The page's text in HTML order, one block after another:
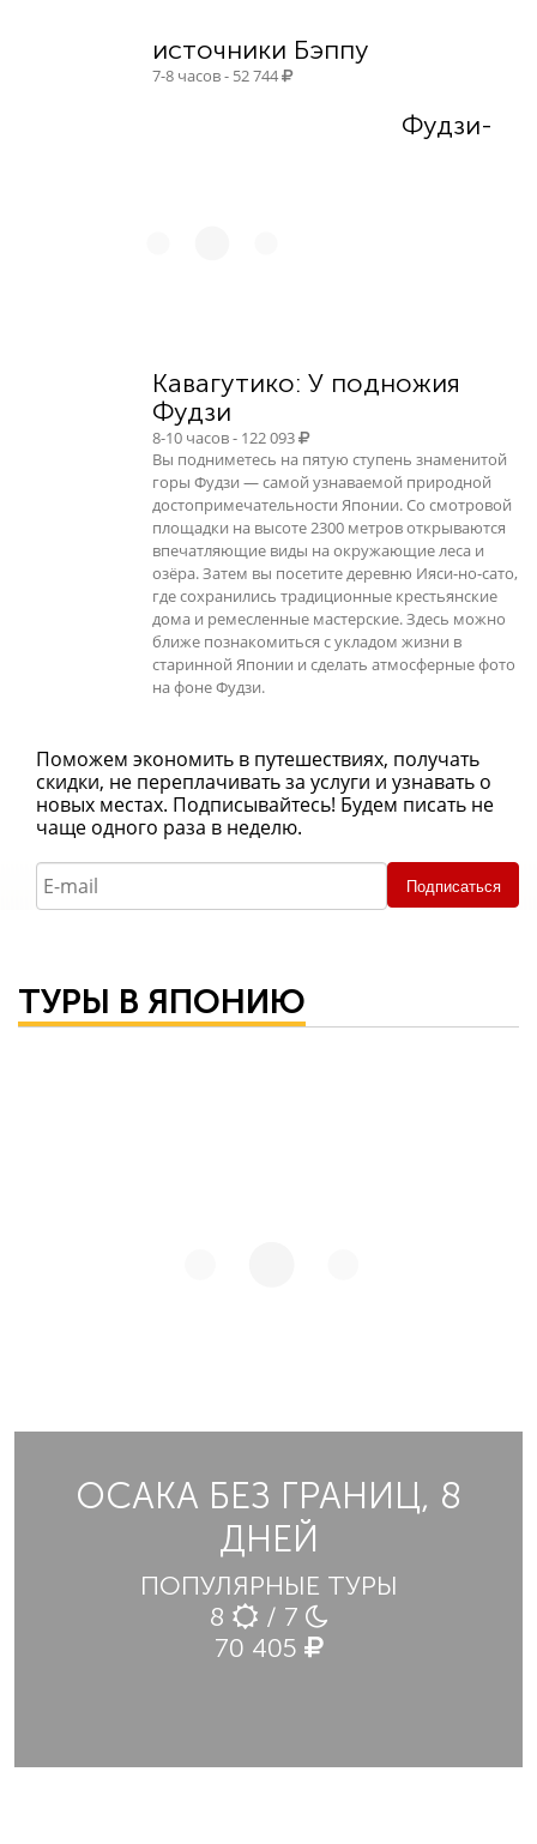
источники Бэппу
7-8 часов - 52 744
Фудзи-
Кавагутико: У подножия
Фудзи
8-10 часов - 122 093
Вы подниметесь на пятую ступень знаменитой
горы Фудзи — самой узнаваемой природной
достопримечательности Японии. Со смотровой
площадки на высоте 2300 метров открываются
впечатляющие виды на окружающие леса и
озёра. Затем вы посетите деревню Ияси-но-сато,
где сохранились традиционные крестьянские
дома и ремесленные мастерские. Здесь можно
ближе познакомиться с укладом жизни в
старинной Японии и сделать атмосферные фото
на фоне Фудзи.
Поможем экономить в путешествиях, получать
скидки, не переплачивать за услуги и узнавать о
новых местах. Подписывайтесь! Будем писать не
чаще одного раза в неделю.
Подписаться
ТУРЫ В ЯПОНИЮ
ОСАКА БЕЗ ГРАНИЦ, 8
ДНЕЙ
ПОПУЛЯРНЫЕ ТУРЫ
8
/ 7
70 405